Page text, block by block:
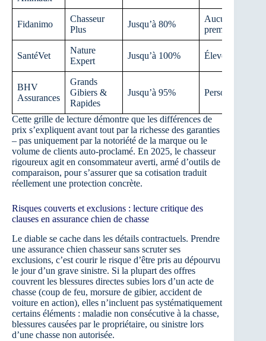
Fidanimo
Chasseur
Plus
Jusqu’à 80%
Aucune avec
premium
SantéVet
Nature
Expert
Jusqu’à 100% Élevée
BHV
Assurances
Grands
Gibiers &
Rapides
Jusqu’à 95% Personnalisée
Cette grille de lecture démontre que les différences de
prix s’expliquent avant tout par la richesse des garanties
– pas uniquement par la notoriété de la marque ou le
volume de clients auto-proclamé. En 2025, le chasseur
rigoureux agit en consommateur averti, armé d’outils de
comparaison, pour s’assurer que sa cotisation traduit
réellement une protection concrète.
Risques couverts et exclusions : lecture critique des
clauses en assurance chien de chasse
Le diable se cache dans les détails contractuels. Prendre
une assurance chien chasseur sans scruter ses
exclusions, c’est courir le risque d’être pris au dépourvu
le jour d’un grave sinistre. Si la plupart des offres
couvrent les blessures directes subies lors d’un acte de
chasse (coup de feu, morsure de gibier, accident de
voiture en action), elles n’incluent pas systématiquement
certains éléments : maladie non consécutive à la chasse,
blessures causées par le propriétaire, ou sinistre lors
d’une chasse non autorisée.